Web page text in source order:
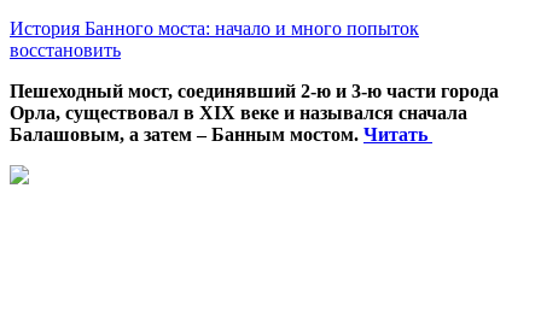
История Банного моста: начало и много попыток
восстановить
Пешеходный мост, соединявший 2-ю и 3-ю части города
Орла, существовал в XIX веке и назывался сначала
Балашовым, а затем – Банным мостом. Читать